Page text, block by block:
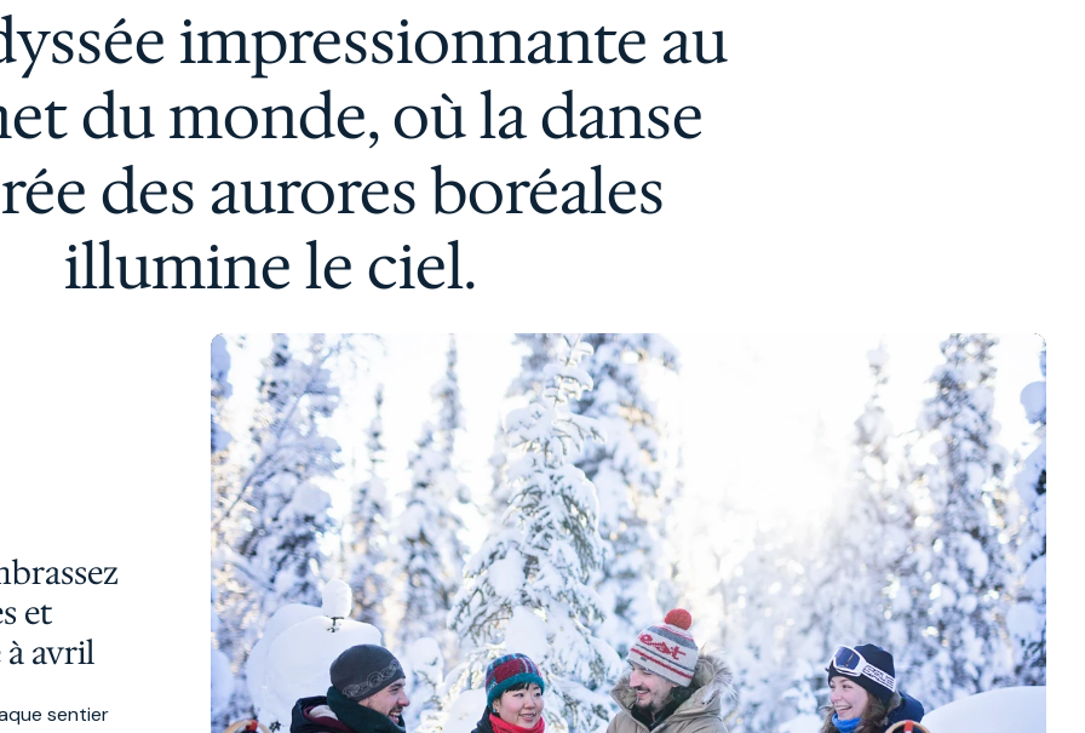
impressionnante au
du monde, où la danse
des aurores boréales
illumine le ciel.
et
avril
sentier